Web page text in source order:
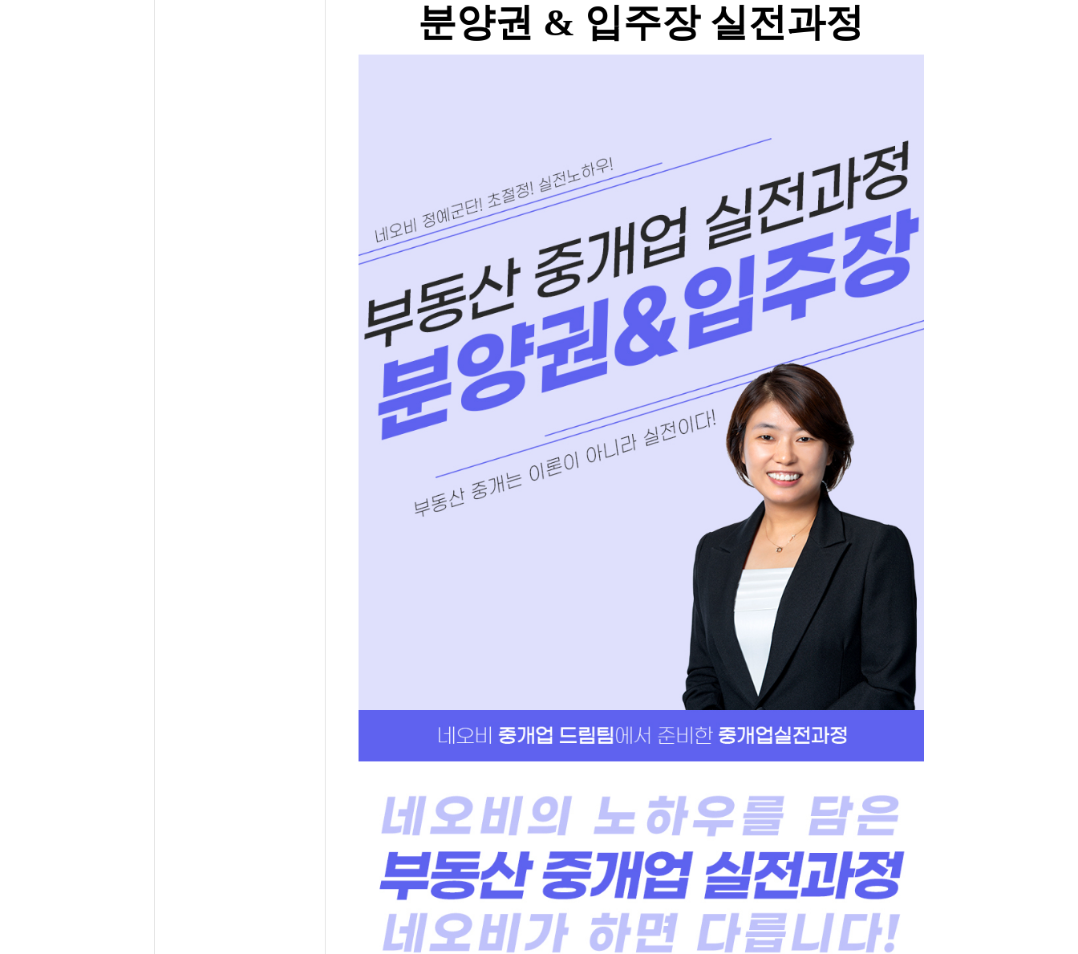
분양권 & 입주장 실전과정